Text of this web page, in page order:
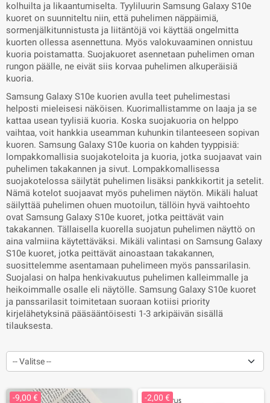
kolhuilta ja likaantumiselta. Tyyliluurin Samsung Galaxy S10e
kuoret on suunniteltu niin, että puhelimen näppäimiä,
sormenjälkitunnistusta ja liitäntöjä voi käyttää ongelmitta
kuorten ollessa asennettuna. Myös valokuvaaminen onnistuu
kuoria poistamatta. Suojakuoret asennetaan puhelimen oman
rungon päälle, ne eivät siis korvaa puhelimen alkuperäisiä
kuoria.
Samsung Galaxy S10e kuorien avulla teet puhelimestasi
helposti mieleisesi näköisen. Kuorimallistamme on laaja ja se
kattaa usean tyylisiä kuoria. Koska suojakuoria on helppo
vaihtaa, voit hankkia useamman kuhunkin tilanteeseen sopivan
kuoren. Samsung Galaxy S10e kuoria on kahden tyyppisiä:
lompakkomallisia suojakoteloita ja kuoria, jotka suojaavat vain
puhelimen takakannen ja sivut. Lompakkomallisessa
suojakotelossa säilytät puhelimen lisäksi pankkikortit ja setelit.
Nämä kotelot suojaavat myös puhelimen näytön. Mikäli haluat
säilyttää puhelimen ohuen muotoilun, tällöin hyvä vaihtoehto
ovat Samsung Galaxy S10e kuoret, jotka peittävät vain
takakannen. Tällaisella kuorella suojatun puhelimen näyttö on
aina valmiina käytettäväksi. Mikäli valintasi on Samsung Galaxy
S10e kuoret, jotka peittävät ainoastaan takakannen,
suosittelemme asentamaan puhelimeen myös panssarilasin.
Suojalasi on halpa henkivakuutus puhelimen kalleimmalle ja
heikoimmalle osalle eli näytölle. Samsung Galaxy S10e kuoret
ja panssarilasit toimitetaan suoraan kotiisi priority
kirjelähetyksinä pääsääntöisesti 1-3 arkipäivän sisällä
tilauksesta.
-- Valitse --
-9,00 € -2,00 €